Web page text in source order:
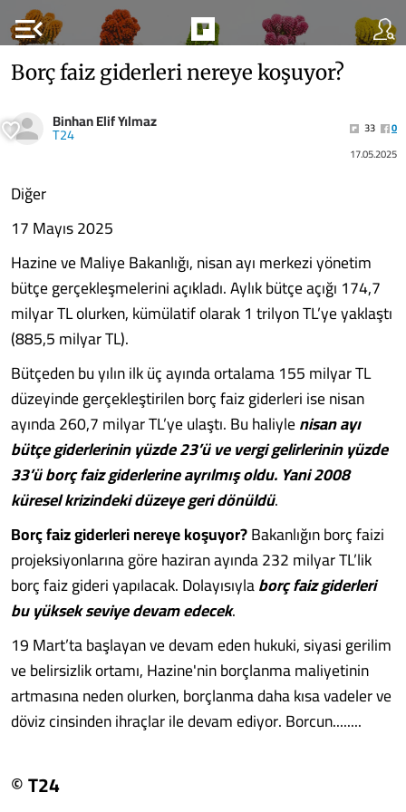
menu_open
Borç faiz giderleri nereye koşuyor?
Binhan Elif Yılmaz
T24 33
0
17.05.2025
Diğer
17 Mayıs 2025
Hazine ve Maliye Bakanlığı, nisan ayı merkezi yönetim
bütçe gerçekleşmelerini açıkladı. Aylık bütçe açığı 174,7
milyar TL olurken, kümülatif olarak 1 trilyon TL’ye yaklaştı
(885,5 milyar TL).
Bütçeden bu yılın ilk üç ayında ortalama 155 milyar TL
düzeyinde gerçekleştirilen borç faiz giderleri ise nisan
ayında 260,7 milyar TL’ye ulaştı. Bu haliylenisan ayı
bütçe giderlerinin yüzde 23’ü ve vergi gelirlerinin yüzde
33’ü borç faiz giderlerine ayrılmış oldu. Yani 2008
küresel krizindeki düzeye geri dönüldü.
Borç faiz giderleri nereye koşuyor?Bakanlığın borç faizi
projeksiyonlarına göre haziran ayında 232 milyar TL’lik
borç faiz gideri yapılacak. Dolayısıylaborç faiz giderleri
bu yüksek seviye devam edecek.
19 Mart’ta başlayan ve devam eden hukuki, siyasi gerilim
ve belirsizlik ortamı, Hazine'nin borçlanma maliyetinin
artmasına neden olurken, borçlanma daha kısa vadeler ve
döviz cinsinden ihraçlar ile devam ediyor. Borcun........
© T24